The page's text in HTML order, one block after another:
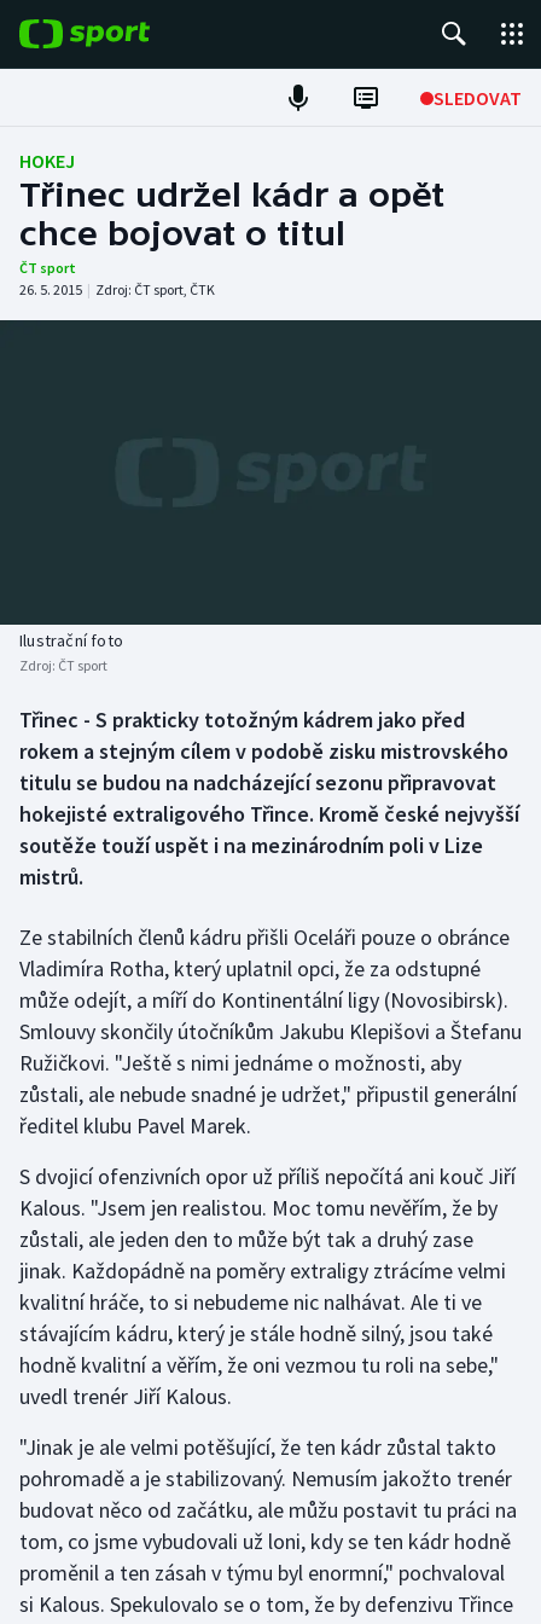
SLEDOVAT
Fotbal
Hokej
Tenis
Atletika
Biatlon
Boby a skeleton
Box
Curling
Florbal
Futsal
Golf
Gymnastika
Házená
Jezdectví
Judo
Krasobruslení
Lyže a snowboard
Moderní pětiboj
Motorsport
Aplikace ČT sport
AZ kvíz
HOKEJ
Třinec udržel kádr a opět
chce bojovat o titul
ČT sport
26. 5. 2015 | Zdroj: ČT sport, ČTK
Ilustrační foto
Zdroj: ČT sport
Třinec - S prakticky totožným kádrem jako před
rokem a stejným cílem v podobě zisku mistrovského
titulu se budou na nadcházející sezonu připravovat
hokejisté extraligového Třince. Kromě české nejvyšší
soutěže touží uspět i na mezinárodním poli v Lize
mistrů.
Ze stabilních členů kádru přišli Oceláři pouze o obránce
Vladimíra Rotha, který uplatnil opci, že za odstupné
může odejít, a míří do Kontinentální ligy (Novosibirsk).
Smlouvy skončily útočníkům Jakubu Klepišovi a Štefanu
Ružičkovi. "Ještě s nimi jednáme o možnosti, aby
zůstali, ale nebude snadné je udržet," připustil generální
ředitel klubu Pavel Marek.
S dvojicí ofenzivních opor už příliš nepočítá ani kouč Jiří
Kalous. "Jsem jen realistou. Moc tomu nevěřím, že by
zůstali, ale jeden den to může být tak a druhý zase
jinak. Každopádně na poměry extraligy ztrácíme velmi
kvalitní hráče, to si nebudeme nic nalhávat. Ale ti ve
stávajícím kádru, který je stále hodně silný, jsou také
hodně kvalitní a věřím, že oni vezmou tu roli na sebe,"
uvedl trenér Jiří Kalous.
"Jinak je ale velmi potěšující, že ten kádr zůstal takto
pohromadě a je stabilizovaný. Nemusím jakožto trenér
budovat něco od začátku, ale můžu postavit tu práci na
tom, co jsme vybudovali už loni, kdy se ten kádr hodně
proměnil a ten zásah v týmu byl enormní," pochvaloval
si Kalous. Spekulovalo se o tom, že by defenzivu Třince